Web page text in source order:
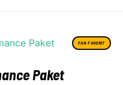
FAN FAVORIT
Paket